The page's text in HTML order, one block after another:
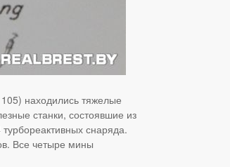
находились тяжелые
станки, состоявшие из
снаряда.
Все четыре мины